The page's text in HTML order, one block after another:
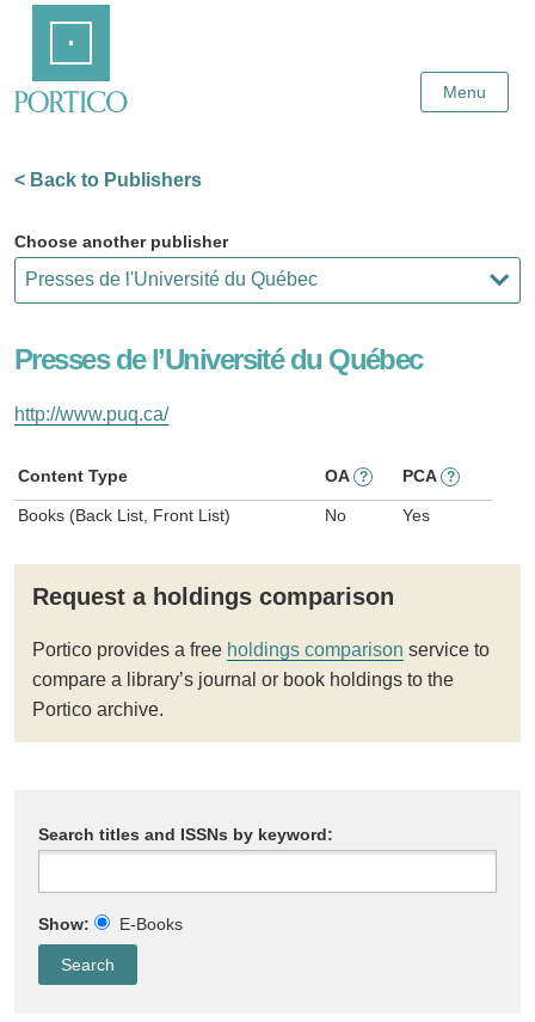
Content
Menu
< Back to Publishers
Choose another publisher
Presses de l’Université du Québec
http://www.puq.ca/
Content Type OA ? PCA ?
Books (Back List, Front List) No Yes
Request a holdings comparison
Portico provides a free holdings comparison service to
compare a library’s journal or book holdings to the
Portico archive.
Search titles and ISSNs by keyword:
Show: E-Books